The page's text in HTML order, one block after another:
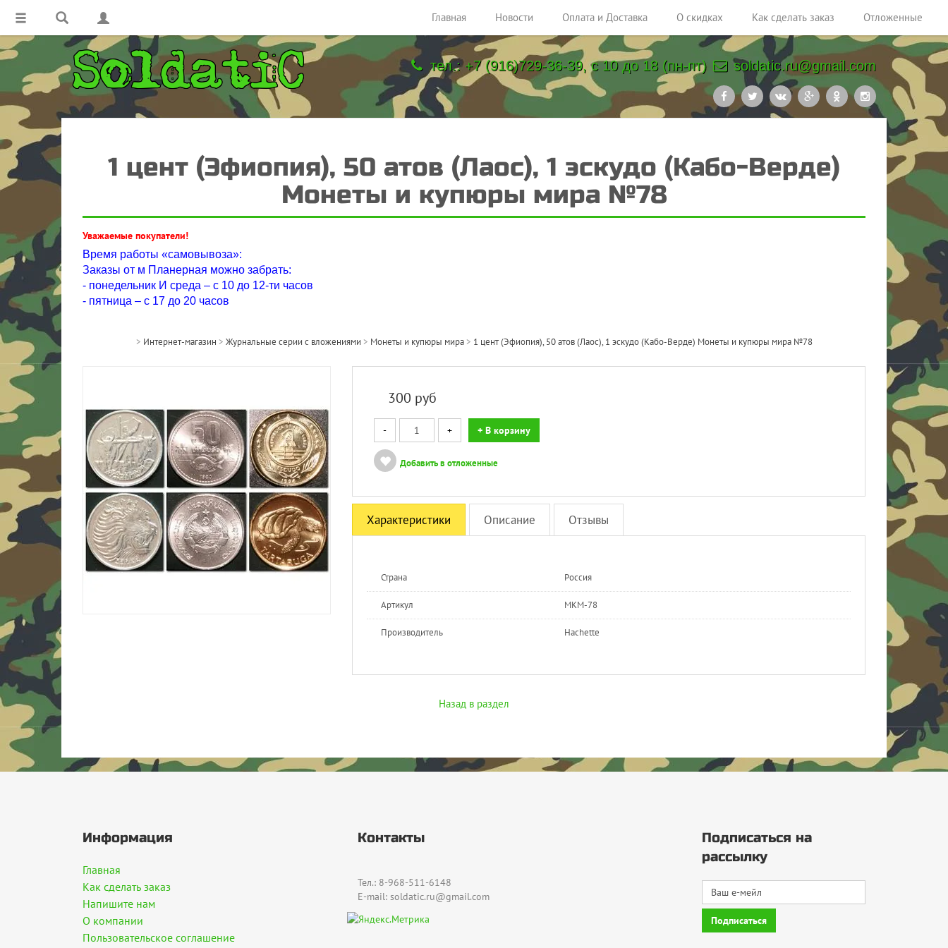
Главная Новости Оплата и Доставка О скидках Как сделать заказ Отложенные
тел.: +7 (916)729-36-39, с 10 до 18 (пн-пт) soldatic.ru@gmail.com
1 цент (Эфиопия), 50 атов (Лаос), 1 эскудо (Кабо-Верде)
Монеты и купюры мира №78
Уважаемые покупатели!
Время работы «самовывоза»:
Заказы от м Планерная можно забрать:
- понедельник И среда – с 10 до 12-ти часов
- пятница – с 17 до 20 часов
> Интернет-магазин > Журнальные серии с вложениями > Монеты и купюры мира> 1 цент (Эфиопия), 50 атов (Лаос), 1 эскудо (Кабо-Верде) Монеты и купюры мира №78
300 руб
- + + В корзину
Добавить в отложенные
Характеристики Описание Отзывы
Страна Россия
Артикул МКМ-78
Производитель Hachette
Назад в раздел
Информация
Главная
Как сделать заказ
Напишите нам
О компании
Пользовательское соглашение
Контакты
Тел.: 8-968-511-6148
E-mail: soldatic.ru@gmail.com
Подписаться на
рассылку